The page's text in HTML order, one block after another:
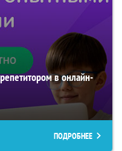
в онлайн-
ПОДРОБНЕЕ